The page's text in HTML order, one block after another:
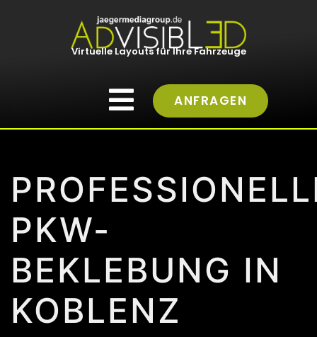
Virtuelle Layouts für Ihre Fahrzeuge
ANFRAGEN
PKW-
BEKLEBUNG IN
KOBLENZ